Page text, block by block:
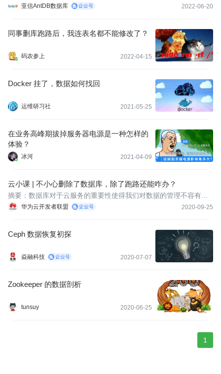
亚信AntDB数据库 2022-06-20
制的容灾方案，对误删除数据进行快速恢复，保证业务系统的稳定
同事删库跑路后，我连表名都不能修改了？
码农参上 2022-04-15
Docker 挂了，数据如何找回
运维研习社 2021-05-25
在业务高峰期拔掉服务器电源是一种怎样的
体验？
冰河 2021-04-09
云小课 | 不小心删除了数据库，除了跑路还能咋办？
华为云开发者联盟 2020-09-25
摘要：数据库对于云服务的重要性使得我们对数据的管理不容有
失！一不小心，误操作把数据库删除了，怎么办？？
Ceph 数据恢复初探
焱融科技 2020-07-07
Zookeeper 的数据剖析
tunsuy 2020-06-25
1